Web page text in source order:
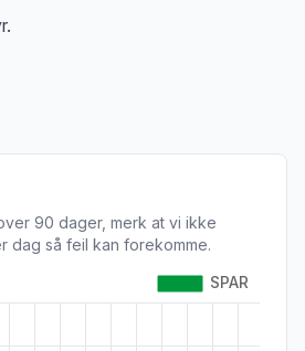
90 dager, merk at vi ikke
dag så feil kan forekomme.